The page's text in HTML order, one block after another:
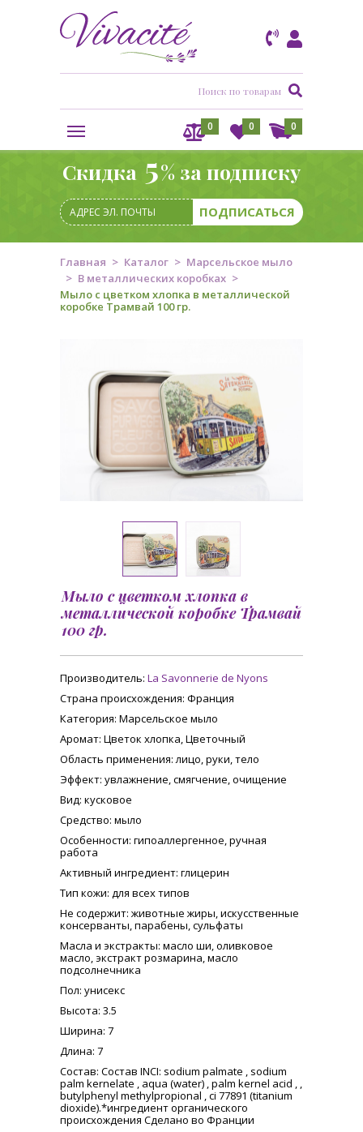
0
0
0
Скидка 5% за подписку
Главная Каталог
Марсельское мыло
В металлических коробках
Мыло с цветком хлопка в металлической
коробке Трамвай 100 гр.
Мыло с цветком хлопка в
металлической коробке Трамвай
100 гр.
Производитель: La Savonnerie de Nyons
Страна происхождения: Франция
Категория: Марсельское мыло
Аромат: Цветок хлопка, Цветочный
Область применения: лицо, руки, тело
Эффект: увлажнение, смягчение, очищение
Вид: кусковое
Средство: мыло
Особенности: гипоаллергенное, ручная
работа
Активный ингредиент: глицерин
Тип кожи: для всех типов
Не содержит: животные жиры, искусственные
консерванты, парабены, сульфаты
Масла и экстракты: масло ши, оливковое
масло, экстракт розмарина, масло
подсолнечника
Пол: унисекс
Высота: 3.5
Ширина: 7
Длина: 7
Состав: Состав INCI: sodium palmate , sodium
palm kernelate , aqua (water) , palm kernel acid , ,
butylphenyl methylpropional , ci 77891 (titanium
dioxide).*ингредиент органического
происхождения Сделано во Франции